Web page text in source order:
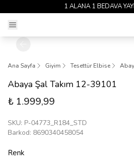
1 ALANA 1 BEDAVA
Ana Sayfa Giyim Tesettür Elbise
Abaya Şal Takım 12-39101
₺ 1.999,99
SKU: P-04773_R184_STD
Barkod: 8690340458054
Renk